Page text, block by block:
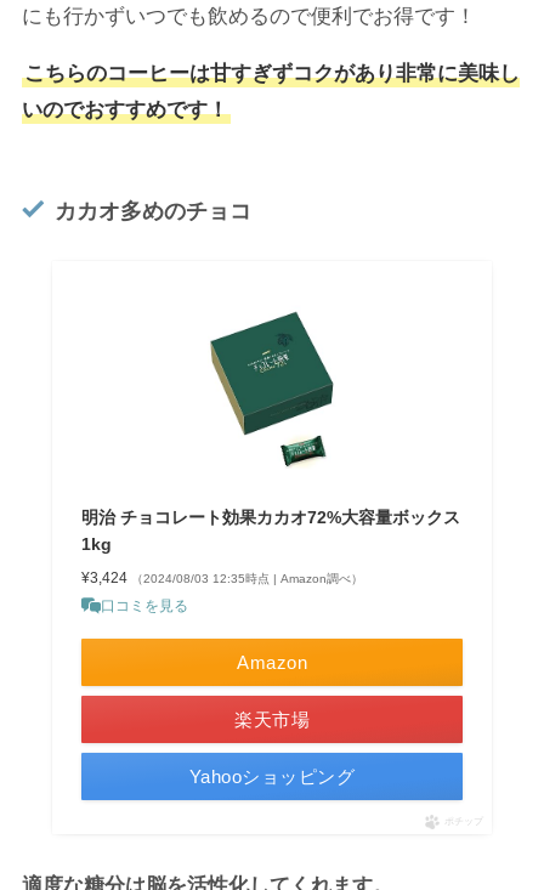
にも行かずいつでも飲めるので便利でお得です！
こちらのコーヒーは甘すぎずコクがあり非常に美味し
いのでおすすめです！
カカオ多めのチョコ
明治 チョコレート効果カカオ72%大容量ボックス
1kg
¥3,424 （2024/08/03 12:35時点 | Amazon調べ）
口コミを見る
Amazon
楽天市場
Yahooショッピング
ポチップ